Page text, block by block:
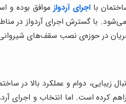
با اجرای آردوازموافق بوده و
با گسترش اجرای آردواز در
در حوزه‌ی نصب سقف‌های
دوام و عملکرد بالا در
کرده است. اما انتخاب و اجرای